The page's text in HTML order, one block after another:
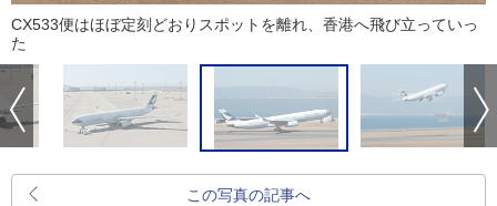
CX533便はほぼ定刻どおりスポットを離れ、香港へ飛び立っていっ
た
この写真の記事へ